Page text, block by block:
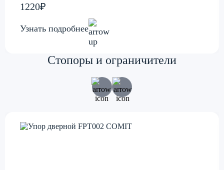
1220₽
Узнать подробнее
Стопоры и ограничители